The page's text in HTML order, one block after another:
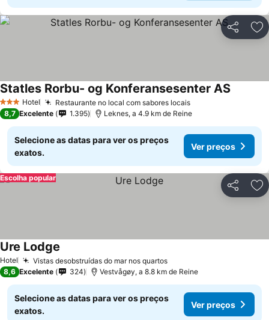
Partilhar
3 EstrelasHotel Restaurante no local com sabores locaisVer preços
Statles Rorbu- og Konferansesenter AS
8,7 Excelente 1.395 Leknes, a 4.9 km de Reine
Selecione as datas para ver os preços
exatos.
Ver preços
Partilhar
Escolha popular
Hotel Vistas desobstruídas do mar nos quartosVer preços
Ure Lodge
8,6 Excelente 324 Vestvågøy, a 8.8 km de Reine
Selecione as datas para ver os preços
exatos.
Ver preços